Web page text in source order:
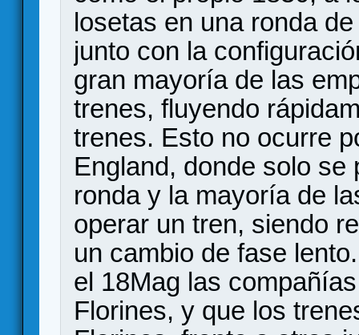
losetas en una ronda
junto con la
gran mayoría de las
trenes, fluyendo
trenes. Esto no ocurre
England, donde solo
ronda y la mayoría de
operar un tren, siendo
un cambio de fase
el 18Mag las
Florines, y que los